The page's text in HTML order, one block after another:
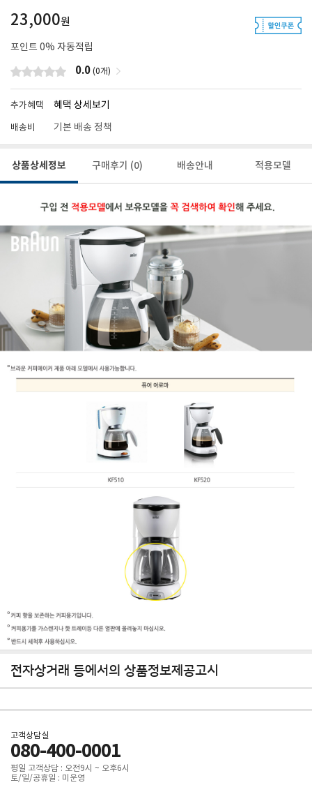
23,000원
포인트 0% 자동적립
0.0 (0개)
추가혜택 혜택 상세보기
배송비 기본 배송 정책
상품상세정보 구매후기 (0) 배송안내 적용모델
전자상거래 등에서의 상품정보제공고시
고객상담실
080-400-0001
평일 고객상담 : 오전9시 ~ 오후6시
토/일/공휴일 : 미운영